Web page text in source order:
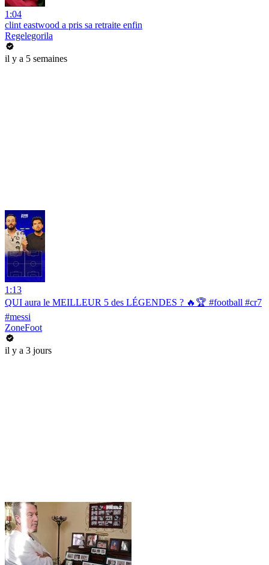
1:04
clint eastwood a pris sa retraite enfin
Regelegorila
il y a 5 semaines
1:13
QUI aura le MEILLEUR 5 des LÉGENDES ? 🔥🏆 #football #cr7
#messi
ZoneFoot
il y a 3 jours